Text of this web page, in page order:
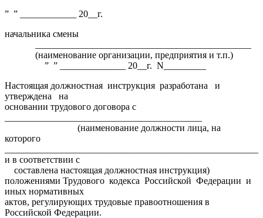
” ” ____________ 20__г.
начальника смены
(наименование организации, предприятия и т.п.)
” ” ______________ 20__г. N_________
Настоящая должностная инструкция разработана и
утверждена на
основании трудового договора с
(наименование должности лица, на
которого
и в соответствии с
составлена настоящая должностная инструкция)
положениями Трудового кодекса Российской Федерации и
иных нормативных
актов, регулирующих трудовые правоотношения в
Российской Федерации.